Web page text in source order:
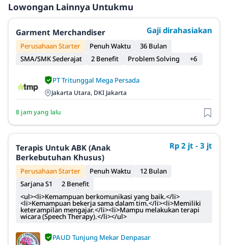
Lowongan Lainnya Untukmu
Garment Merchandiser Gaji dirahasiakan
Perusahaan Starter Penuh Waktu
36 Bulan
SMA/SMK Sederajat
2 Benefit Problem Solving +6
PT Tritunggal Mega Persada
Jakarta Utara, DKI Jakarta
8 jam yang lalu
Terapis Untuk ABK (Anak
Berkebutuhan Khusus)
Rp 2 jt - 3 jt
Perusahaan Starter Penuh Waktu
12 Bulan
Sarjana S1
2 Benefit
<ul><li>Kemampuan berkomunikasi yang baik.</li>
<li>Kemampuan bekerja sama dalam tim.</li><li>Memiliki
keterampilan mengajar.</li><li>Mampu melakukan terapi
wicara (Speech Therapy).</li></ul>
PAUD Tunjung Mekar Denpasar